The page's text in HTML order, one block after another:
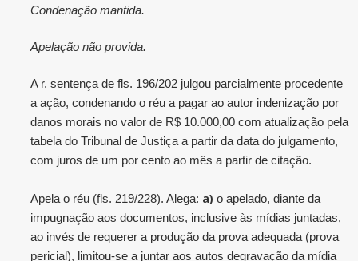
Condenação mantida.
Apelação não provida.
A r. sentença de fls. 196/202 julgou parcialmente procedente
a ação, condenando o réu a pagar ao autor indenização por
danos morais no valor de R$ 10.000,00 com atualização pela
tabela do Tribunal de Justiça a partir da data do julgamento,
com juros de um por cento ao mês a partir de citação.
Apela o réu (fls. 219/228). Alega: a) o apelado, diante da
impugnação aos documentos, inclusive às mídias juntadas,
ao invés de requerer a produção da prova adequada (prova
pericial), limitou-se a juntar aos autos degravação da mídia